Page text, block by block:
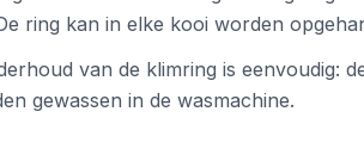
ring kan in elke kooi worden
van de klimring is eenvoudig:
gewassen in de wasmachine.